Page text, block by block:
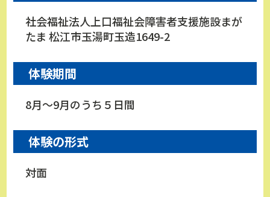
社会福祉法人上口福祉会障害者支援施設まが
たま 松江市玉湯町玉造1649-2
体験期間
8月～9月のうち５日間
体験の形式
対面